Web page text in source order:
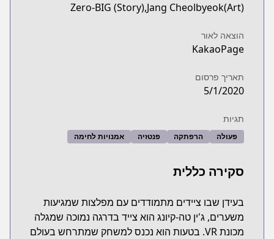
Zero-BIG (Story),Jang Cheolbyeok(Art)
הוצאה לאור
KakaoPage
תאריך פרסום
5/1/2020
תגיות
פעולה הרפתקה פנטזיה אמנויות לחימה
סקירה כללית
בעידן שבו ציידים מתמודדים עם מפלצות שמגיעות
משערים, ג'ין טה-קיונג הוא צייד בדרגה נמוכה שמגלה
מכונת VR. בטעות הוא נכנס למשחק שמתרחש בעולם